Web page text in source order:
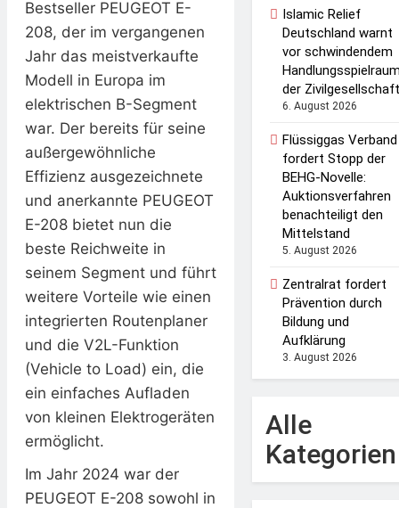
Bestseller PEUGEOT E-
208, der im vergangenen
Jahr das meistverkaufte
Modell in Europa im
elektrischen B-Segment
war. Der bereits für seine
außergewöhnliche
Effizienz ausgezeichnete
und anerkannte PEUGEOT
E-208 bietet nun die
beste Reichweite in
seinem Segment und führt
weitere Vorteile wie einen
integrierten Routenplaner
und die V2L-Funktion
(Vehicle to Load) ein, die
ein einfaches Aufladen
von kleinen Elektrogeräten
ermöglicht.
Im Jahr 2024 war der
PEUGEOT E-208 sowohl in
Islamic Relief
Deutschland warnt
vor schwindendem
der Zivilgesellschaft
6. August 2026
Flüssiggas Verband
fordert Stopp der
BEHG-Novelle:
Auktionsverfahren
benachteiligt den
Mittelstand
5. August 2026
Zentralrat fordert
Prävention durch
Bildung und
Aufklärung
3. August 2026
Alle
Kategorien